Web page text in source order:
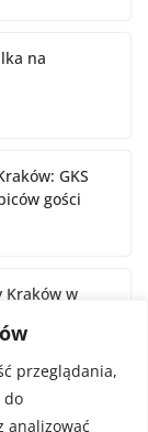
przeglądania,
do
analizować
na
GKS
gości
Kraków w